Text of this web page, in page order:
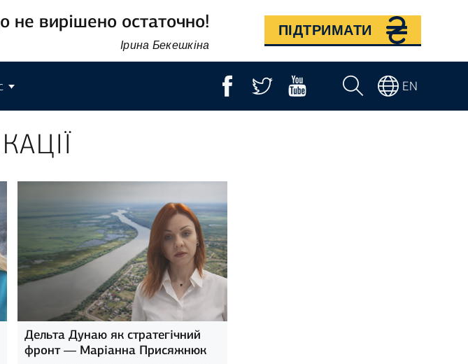
не вирішено остаточно!
Ірина Бекешкіна
ПІДТРИМАТИ
EN
Дельта Дунаю як стратегічний
фронт — Маріанна Присяжнюк